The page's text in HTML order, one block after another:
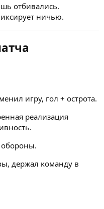
отбивались.
ничью.
игру, гол + острота.
реализация
держал команду в